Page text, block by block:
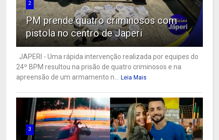
2
PM prende quatro criminosos com
pistola no centro de Japeri
JAPERI - Uma rápida intervenção realizada por equipes do
24º BPM resultou na prisão de quatro criminosos e na
apreensão de um armamento n...
Leia Mais
3